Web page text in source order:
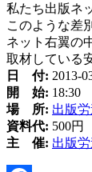
私たち出版ネ
このような差
ネット右翼の
取材している
日 付: 2013-
開 始: 18:30
場 所: 出版
資料代: 500円
主 催: 出版